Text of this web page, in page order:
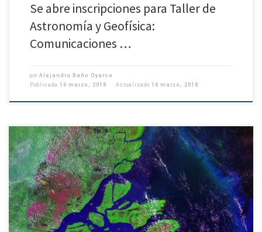
Se abre inscripciones para Taller de
Astronomía y Geofísica:
Comunicaciones …
por Alejandro Baño Oyarce
Publicada 16 marzo, 2018 Actualizado 16 marzo, 2018
Conferencia se realizará en Santiago con alta presencia de regiones.
Analizarán principalmente actuales y nuevas tecnologías de observación
planetaria, entre las que destaca la presentación de una inédita misión
satelital […]